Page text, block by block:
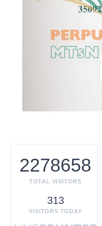
2278658
TOTAL VISITORS
313
VISITORS TODAY